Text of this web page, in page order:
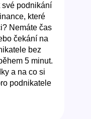
své podnikání
které
Nemáte čas
čekání na
bez
5 minut.
a na co si
podnikatele